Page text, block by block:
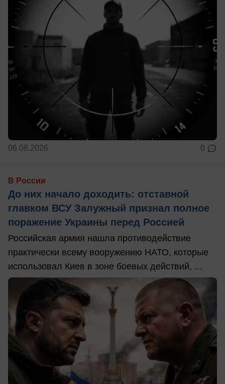
06.08.2026 0
В России
До них начало доходить: отставной
главком ВСУ Залужный признал полное
поражение Украины перед Россией
Российская армия нашла противодействие
практически всему вооружению НАТО, которые
использовал Киев в зоне боевых действий, ...